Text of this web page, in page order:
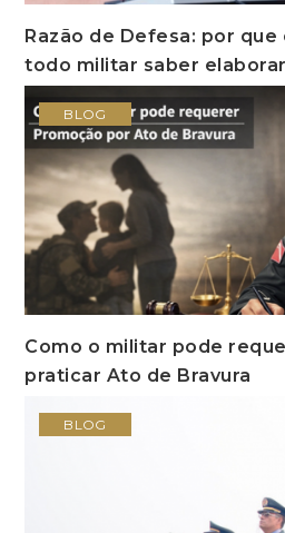
Razão de Defesa: por que
todo militar saber
BLOG
Como o militar pode
praticar Ato de Bravura
BLOG